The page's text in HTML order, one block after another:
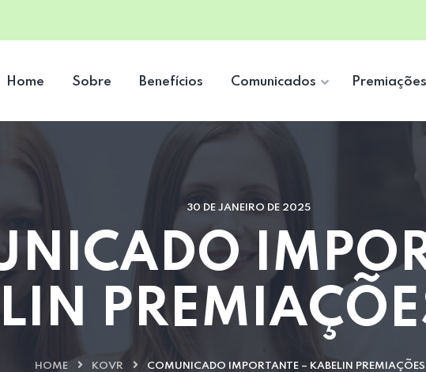
Home Sobre Benefícios Comunicados Premiações
30 DE JANEIRO DE 2025
HOME KOVR COMUNICADO IMPORTANTE – KABELIN PREMIAÇÕES